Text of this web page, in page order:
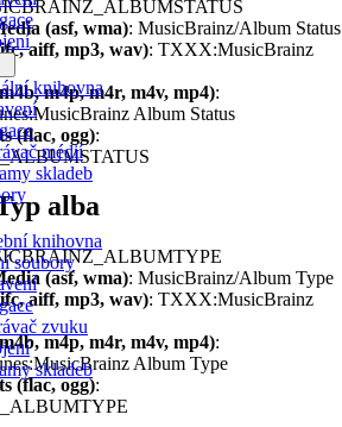
knihovna
médií
skladeb
knihovna
soubory
zvuku
skladeb
(asf, wma): MusicBrainz/Album Status
aiff, mp3, wav): TXXX:MusicBrainz
m4p, m4r, m4v, mp4):
Album Status
(flac, ogg):
alba
(asf, wma): MusicBrainz/Album Type
aiff, mp3, wav): TXXX:MusicBrainz
m4p, m4r, m4v, mp4):
Album Type
(flac, ogg):